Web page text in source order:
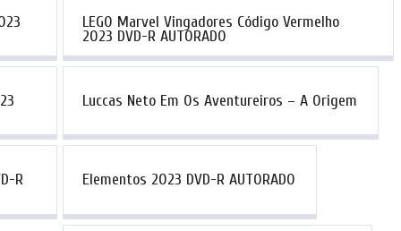
LEGO Marvel Vingadores Código Vermelho
2023 DVD-R AUTORADO
Luccas Neto Em Os Aventureiros – A Origem
R Elementos 2023 DVD-R AUTORADO